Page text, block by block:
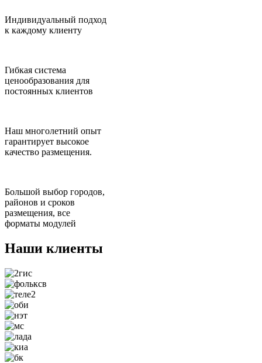
Индивидуальный подход
к каждому клиенту
Гибкая система
ценообразования для
постоянных клиентов
Наш многолетний опыт
гарантирует высокое
качество размещения.
Большой выбор городов,
районов и сроков
размещения, все
форматы модулей
Наши клиенты